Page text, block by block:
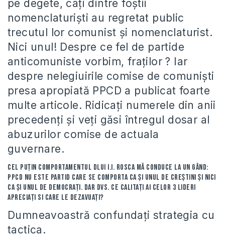
pe degete, câţi dintre foştii
nomenclaturişti au regretat public
trecutul lor comunist şi nomenclaturist.
Nici unul! Despre ce fel de partide
anticomuniste vorbim, fraţilor ? Iar
despre nelegiuirile comise de comunişti
presa apropiată PPCD a publicat foarte
multe articole. Ridicaţi numerele din anii
precedenţi şi veţi găsi întregul dosar al
abuzurilor comise de actuala
guvernare.
Cel puțin comportamentul dlui I.I. Rosca mă conduce la un gând:
PPCD nu este partid care se comporta ca şi unul de creştini și nici
ca și unul de democraţi. Dar dvs. ce calitați ai celor 3 lideri
apreciați si care le dezavuați?
Dumneavoastră confundaţi strategia cu
tactica.